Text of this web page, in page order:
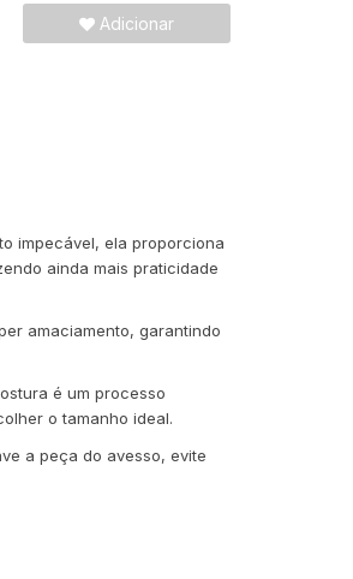
Adicionar
impecável, ela proporciona
ainda mais praticidade
amaciamento, garantindo
é um processo
o tamanho ideal.
a peça do avesso, evite